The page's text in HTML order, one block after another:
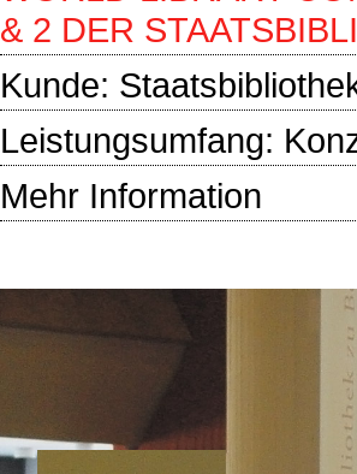
& 2 DER
Kunde:
Leistungsumfang:
Mehr Information